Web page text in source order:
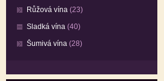
Růžová vína (23)
Sladká vína (40)
Šumivá vína (28)